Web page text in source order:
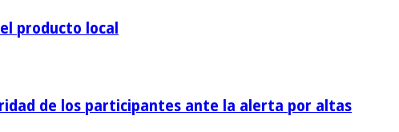
producto local
de los participantes ante la alerta por altas